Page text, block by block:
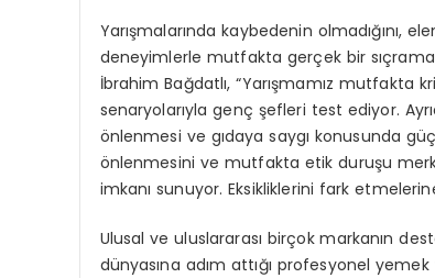
Yarışmalarında kaybedenin olmadığını,
deneyimlerle mutfakta gerçek bir sıçrama
İbrahim Bağdatlı, “Yarışmamız mutfakta
senaryolarıyla genç şefleri test ediyor.
önlenmesi ve gıdaya saygı konusunda
önlenmesini ve mutfakta etik duruşu
imkanı sunuyor. Eksikliklerini fark
Ulusal ve uluslararası birçok markanın
dünyasına adım attığı profesyonel